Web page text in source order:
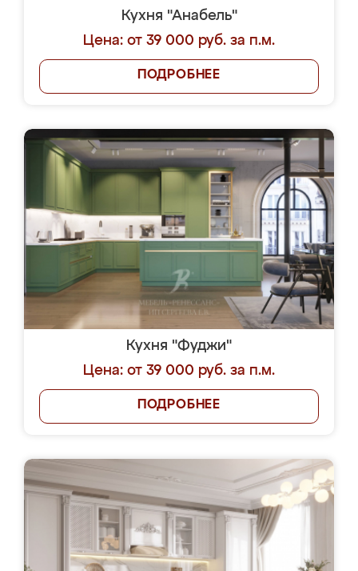
Кухня "Анабель"
Цена: от 39 000 руб. за п.м.
ПОДРОБНЕЕ
Кухня "Фуджи"
Цена: от 39 000 руб. за п.м.
ПОДРОБНЕЕ